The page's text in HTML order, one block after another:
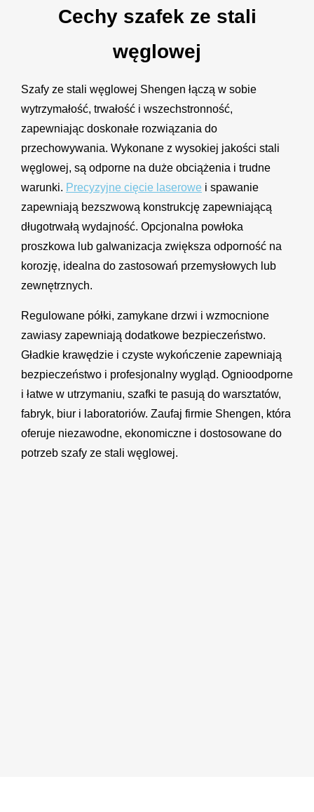
Cechy szafek ze stali
węglowej
Szafy ze stali węglowej Shengen łączą w sobie
wytrzymałość, trwałość i wszechstronność,
zapewniając doskonałe rozwiązania do
przechowywania. Wykonane z wysokiej jakości stali
węglowej, są odporne na duże obciążenia i trudne
warunki. Precyzyjne cięcie laserowe i spawanie
zapewniają bezszwową konstrukcję zapewniającą
długotrwałą wydajność. Opcjonalna powłoka
proszkowa lub galwanizacja zwiększa odporność na
korozję, idealna do zastosowań przemysłowych lub
zewnętrznych.
Regulowane półki, zamykane drzwi i wzmocnione
zawiasy zapewniają dodatkowe bezpieczeństwo.
Gładkie krawędzie i czyste wykończenie zapewniają
bezpieczeństwo i profesjonalny wygląd. Ognioodporne
i łatwe w utrzymaniu, szafki te pasują do warsztatów,
fabryk, biur i laboratoriów. Zaufaj firmie Shengen, która
oferuje niezawodne, ekonomiczne i dostosowane do
potrzeb szafy ze stali węglowej.